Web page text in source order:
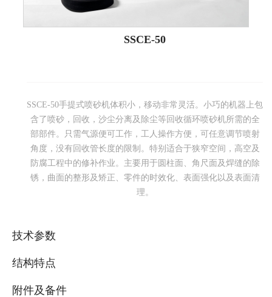
SSCE-50
SSCE-50手提式喷砂机体积小，移动非常灵活。小巧的机器上包
含了喷砂，回收，沙尘分离及除尘等回收循环喷砂机所需的全
部部件。只需气源便可工作，工人操作方便，可任意调节喷射
角度，没有回收管长度的限制。特别适合于狭窄空间，高空及
防腐工程中的修补作业。主要用于圆柱面、角尺面及焊缝的除
锈，曲面的整形及矫正、零件的时效化、表面强化以及表面清
理。
技术参数
结构特点
附件及备件